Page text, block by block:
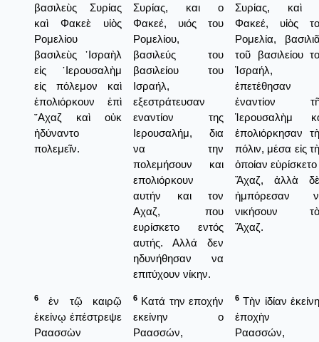
βασιλεὺς Συρίας
καὶ Φακεὲ υἱὸς
Ρομελίου
βασιλεὺς ᾿Ισραὴλ
εἰς ῾Ιερουσαλὴμ
εἰς πόλεμον καὶ
ἐπολιόρκουν ἐπὶ
῎Αχαζ καὶ οὐκ
ἠδύναντο
πολεμεῖν.
Συρίας, και ο
Φακεέ, υιός του
Ρομελίου,
βασιλεύς του
βασιλείου του
Ισραήλ,
εξεστράτευσαν
εναντίον της
Ιερουσαλήμ, δια
να την
πολεμήσουν και
επολιόρκουν
αυτήν και τον
Αχαζ, που
ευρίσκετο εντός
αυτής. Αλλά δεν
ηδυνήθησαν να
επιτύχουν νίκην.
Συρίας, καὶ
Φακεέ, υἱὸς
Ρομελία,
τοῦ βασιλείου
Ἰσραήλ,
ἐπετέθησαν
ἐναντίον
Ἱερουσαλὴμ
ἐπολιόρκησαν
πόλιν, μέσα εἰς
ὁποίαν
Ἄχαζ, ἀλλὰ
ἠμπόρεσαν
νικήσουν
Ἄχαζ.
6
ἐν τῷ καιρῷ
ἐκείνῳ ἐπέστρεψε
Ραασσὼν
6 Κατά την εποχήν
εκείνην ο
Ραασσών,
6 Τὴν ἰδίαν
ἐποχὴν
Ραασσών,